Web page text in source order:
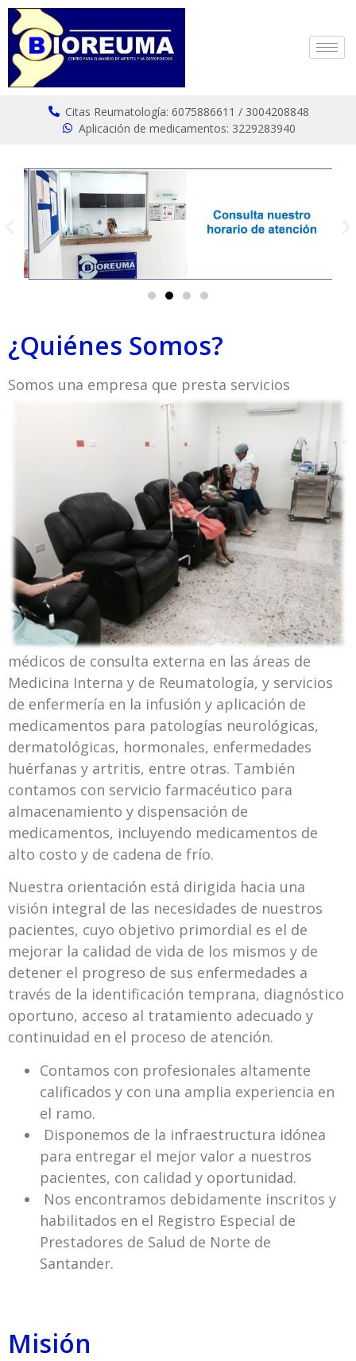
Citas Reumatología: 6075886611 / 3004208848
Aplicación de medicamentos: 3229283940
¿Quiénes Somos?
Somos una empresa que presta servicios
médicos de consulta externa en las áreas de
Medicina Interna y de Reumatología, y servicios
de enfermería en la infusión y aplicación de
medicamentos para patologías neurológicas,
dermatológicas, hormonales, enfermedades
huérfanas y artritis, entre otras. También
contamos con servicio farmacéutico para
almacenamiento y dispensación de
medicamentos, incluyendo medicamentos de
alto costo y de cadena de frío.
Nuestra orientación está dirigida hacia una
visión integral de las necesidades de nuestros
pacientes, cuyo objetivo primordial es el de
mejorar la calidad de vida de los mismos y de
detener el progreso de sus enfermedades a
través de la identificación temprana, diagnóstico
oportuno, acceso al tratamiento adecuado y
continuidad en el proceso de atención.
Contamos con profesionales altamente
calificados y con una amplia experiencia en
el ramo.
Disponemos de la infraestructura idónea
para entregar el mejor valor a nuestros
pacientes, con calidad y oportunidad.
Nos encontramos debidamente inscritos y
habilitados en el Registro Especial de
Prestadores de Salud de Norte de
Santander.
Misión